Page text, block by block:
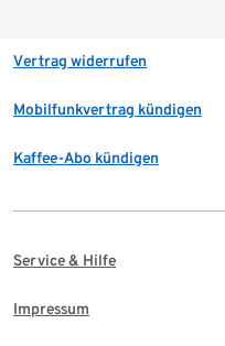
Vertrag widerrufen
Mobilfunkvertrag kündigen
Kaffee-Abo kündigen
Service & Hilfe
Impressum